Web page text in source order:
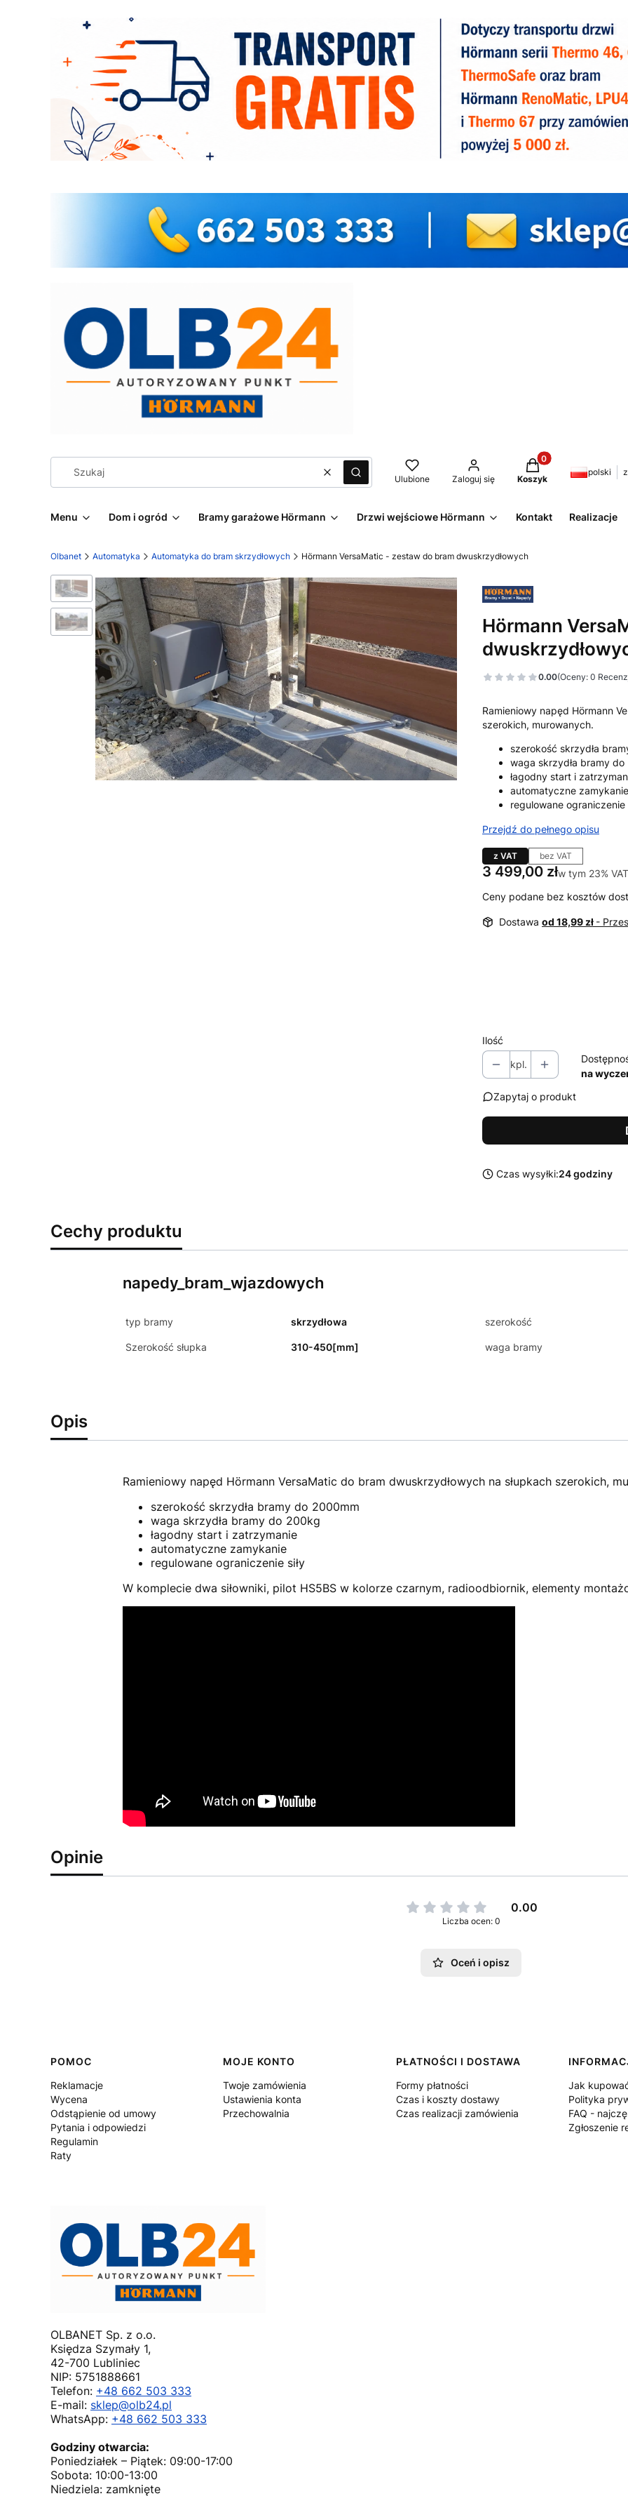
WyczyśćSzukaj Ulubione Zaloguj się
Produkty w
Koszyk
polski
Menu Dom i ogród Bramy garażowe Hörmann Drzwi wejściowe Hörmann Kontakt Realizacje
Olbanet Automatyka Automatyka do bram skrzydłowych Hörmann VersaMatic - zestaw do bram dwuskrzydłowych
Hörmann
0.00(Oceny: 0
Ramieniowy napęd Hörmann
szerokich, murowanych.
szerokość skrzydła
waga skrzydła bramy
łagodny start i
automatyczne zamykanie
regulowane ograniczenie
Przejdź do pełnego opisu
z VAT bez VAT
Cena
3 499,00 złw tym 23% VAT
w tym 23% VAT
Ceny podane bez kosztów
Dostawa od 18,99 zł -
Ilość
kpl.
na
Zapytaj o produkt
Czas wysyłki:24 godziny
Cechy produktu
napedy_bram_wjazdowych
typ bramy skrzydłowa szerokość
Szerokość słupka 310-450[mm] waga bramy
Opis
Ramieniowy napęd Hörmann VersaMatic do bram dwuskrzydłowych na słupkach szerokich,
szerokość skrzydła bramy do 2000mm
waga skrzydła bramy do 200kg
łagodny start i zatrzymanie
automatyczne zamykanie
regulowane ograniczenie siły
W komplecie dwa siłowniki, pilot HS5BS w kolorze czarnym, radioodbiornik, elementy
Opinie
0.00
Liczba ocen: 0
Oceń i opisz
Linki w stopce
POMOC
Reklamacje
Wycena
Odstąpienie od umowy
Pytania i odpowiedzi
Regulamin
Raty
MOJE KONTO
Twoje zamówienia
Ustawienia konta
Przechowalnia
PŁATNOŚCI I DOSTAWA
Formy płatności
Czas i koszty dostawy
Czas realizacji zamówienia
Jak
Polityka
FAQ -
Zgłoszenie
OLBANET Sp. z o.o.
Księdza Szymały 1,
42-700 Lubliniec
NIP: 5751888661
Telefon: +48 662 503 333
E-mail: sklep@olb24.pl
WhatsApp: +48 662 503 333
Godziny otwarcia:
Poniedziałek – Piątek: 09:00-17:00
Sobota: 10:00-13:00
Niedziela: zamknięte